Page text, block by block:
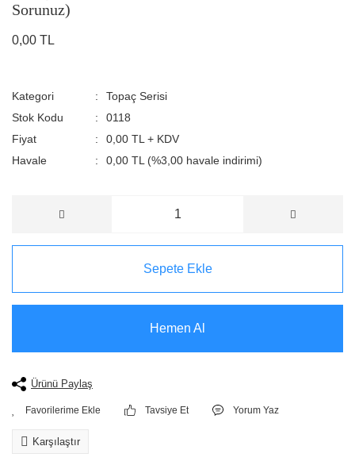
Sorunuz)
0,00 TL
Kategori
Topaç Serisi
Stok Kodu
0118
Fiyat
0,00 TL + KDV
Havale
0,00 TL (%3,00 havale indirimi)
Sepete Ekle
Hemen Al
Ürünü Paylaş
Tavsiye Et Yorum Yaz
Karşılaştır